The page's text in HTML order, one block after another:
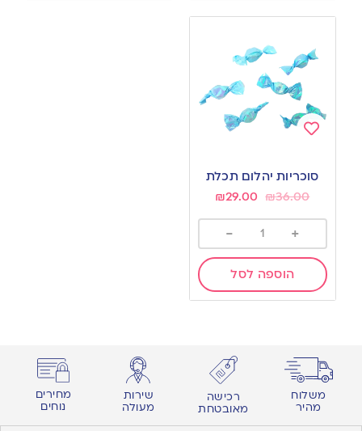
to
סוכריות יהלום תכלת
₪36.00
₪29.00
+
-
הוספה לסל
משלוח
מהיר
רכישה
מאובטחת
שירות
מעולה
מחירים
נוחים